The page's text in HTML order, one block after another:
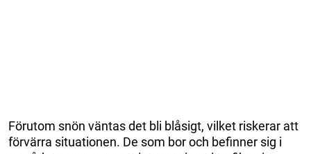
Förutom snön väntas det bli blåsigt, vilket riskerar att
förvärra situationen. De som bor och befinner sig i